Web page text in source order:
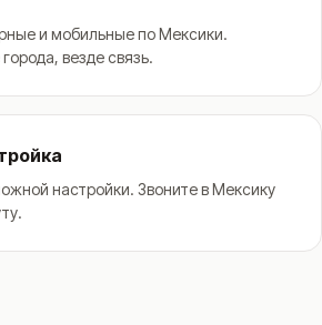
и мобильные по Мексики.
везде связь.
настройки. Звоните в Мексику